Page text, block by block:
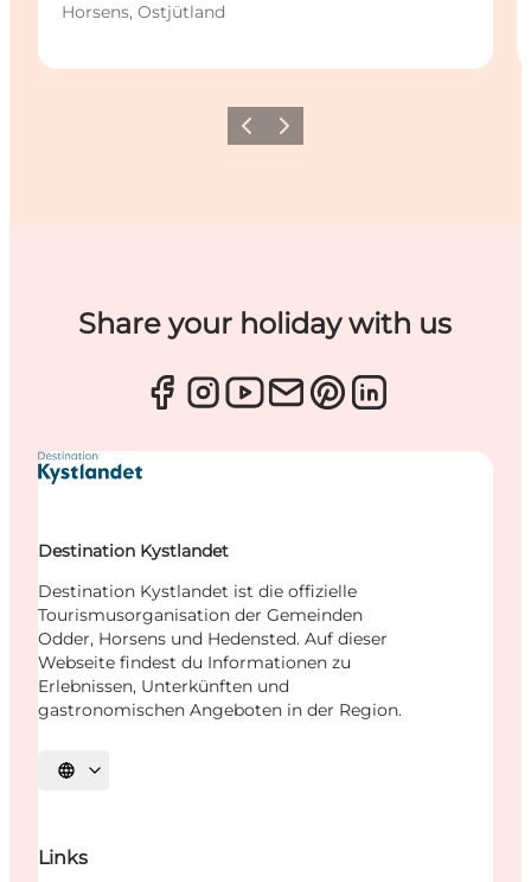
Horsens, Ostjütland
ZurückWeiter
Share your holiday with us
Destination Kystlandet
Destination Kystlandet ist die offizielle
Tourismusorganisation der Gemeinden
Odder, Horsens und Hedensted. Auf dieser
Webseite findest du Informationen zu
Erlebnissen, Unterkünften und
gastronomischen Angeboten in der Region.
Sprache auswählen
Links